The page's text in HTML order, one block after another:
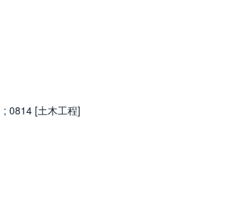
; 0814 [土木工程]